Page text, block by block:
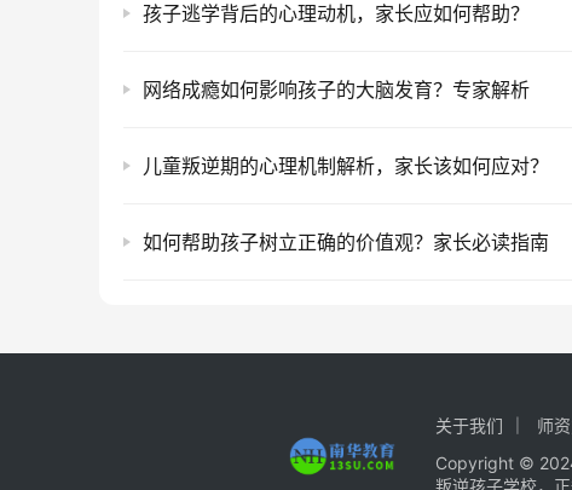
孩子逃学背后的心理动机，家长应如何帮助？
网络成瘾如何影响孩子的大脑发育？专家解析
儿童叛逆期的心理机制解析，家长该如何应对？
如何帮助孩子树立正确的价值观？家长必读指南
关于我们 师
Copyright ©